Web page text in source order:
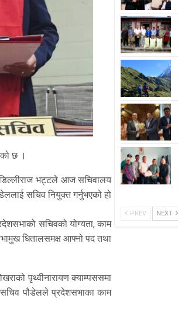
छ ।
डिल्लीराज भट्टले आज सचिवालय
सचिव नियुक्त गर्नुभएको हो
सचिवको योग्यता, काम
धितालसमक्ष आफ्नो पद तथा
पृथ्वीनारायण क्याम्पससमा
पौडेलले प्रदेशसभाका काम
PREV NEXT